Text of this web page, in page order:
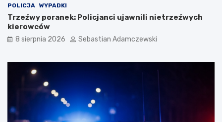
POLICJA WYPADKI
Trzeźwy poranek: Policjanci ujawnili nietrzeźwych
kierowców
8 sierpnia 2026 Sebastian Adamczewski